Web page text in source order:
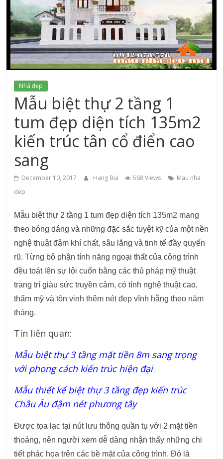
xứ
Thanh
Nhà đẹp
Mẫu biệt thự 2 tầng 1
tum đẹp diện tích 135m2
kiến trúc tân cổ điển cao
sang
December 10, 2017 Hang Bui 568 Views
Mau nha
dep
Mẫu biệt thự 2 tầng 1 tum đẹp diện tích 135m2 mang
theo bóng dáng và những đặc sắc tuyệt kỹ của một nền
nghệ thuật đậm khí chất, sâu lắng và tinh tế đầy quyến
rũ. Từng bộ phận tính năng ngoại thất của công trình
đều toát lên sự lôi cuốn bằng các thủ pháp mỹ thuật
trang trí giàu sức truyền cảm, có tính nghệ thuật cao,
thẩm mỹ và tôn vinh thêm nét đẹp vĩnh hằng theo năm
tháng.
Tin liên quan:
Mẫu biệt thự 3 tầng mặt tiền 8m sang trọng
với phong cách kiến trúc hiện đại
Mẫu thiết kế biệt thự 3 tầng đẹp kiến trúc
Châu Âu đậm nét phương tây
Được tọa lạc tại nút lưu thông quần tụ với 2 mặt tiền
thoáng, nên người xem dễ dàng nhận thấy những chi
tiết phác họa trên các bề mặt của công trình. Đó là